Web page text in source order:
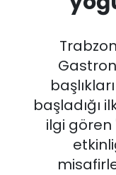
başladığı
ilgi